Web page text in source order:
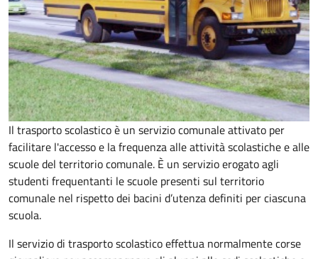
Il trasporto scolastico è un servizio comunale attivato per
facilitare l'accesso e la frequenza alle attività scolastiche e alle
scuole del territorio comunale. È un servizio erogato agli
studenti frequentanti le scuole presenti sul territorio
comunale nel rispetto dei bacini d’utenza definiti per ciascuna
scuola.
Il servizio di trasporto scolastico effettua normalmente corse